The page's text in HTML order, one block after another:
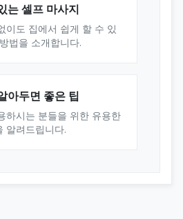
는 셀프 마사지
이도 집에서 쉽게 할 수 있
법을 소개합니다.
아두면 좋은 팁
하시는 분들을 위한 유용한
알려드립니다.